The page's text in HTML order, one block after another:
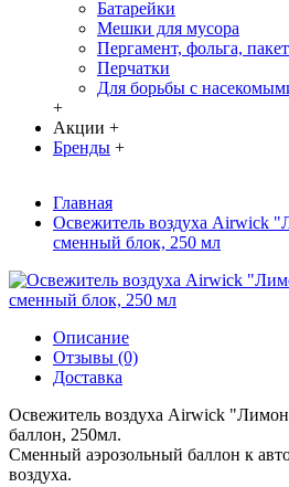
Батарейки
Мешки для мусора
Пергамент, фольга,
Перчатки
Для борьбы с
+
Акции +
Бренды +
Главная
Освежитель воздуха Airwick
сменный блок, 250 мл
Описание
Отзывы (0)
Доставка
Освежитель воздуха Airwick
баллон, 250мл.
Сменный аэрозольный баллон к
воздуха.